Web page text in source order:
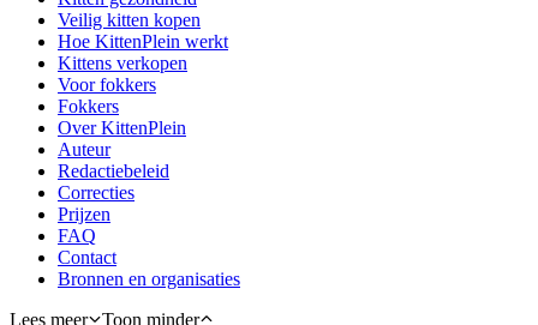
Veilig kitten kopen
Hoe KittenPlein werkt
Kittens verkopen
Voor fokkers
Fokkers
Over KittenPlein
Auteur
Redactiebeleid
Correcties
Prijzen
FAQ
Contact
Bronnen en organisaties
Lees meer
Toon minder